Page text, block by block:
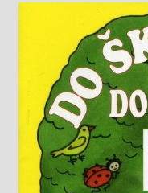
Predplatné
Pripravujeme
Pre školy
Knižný klub
Kontakt